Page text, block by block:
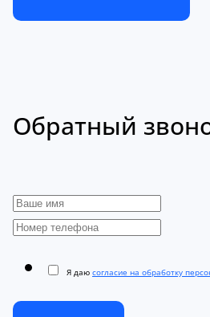
Обратный
Я даю согласие на обработку